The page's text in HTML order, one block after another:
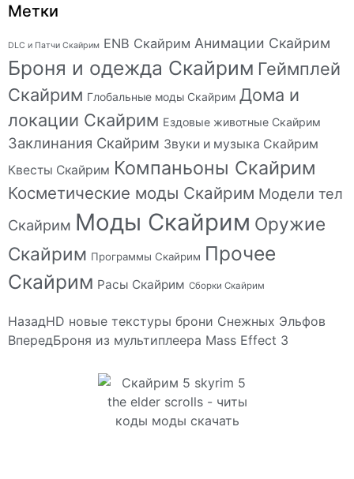
Метки
DLC и Патчи Скайрим ENB Скайрим Анимации Скайрим
Броня и одежда Скайрим Геймплей
Скайрим Глобальные моды Скайрим Дома и
локации Скайрим Ездовые животные Скайрим
Заклинания Скайрим Звуки и музыка Скайрим
Квесты Скайрим Компаньоны Скайрим
Косметические моды Скайрим Модели тел
Скайрим Моды Скайрим Оружие
Скайрим Программы Скайрим Прочее
Скайрим Расы Скайрим Сборки Скайрим
НазадHD новые текстуры брони Снежных Эльфов
ВпередБроня из мультиплеера Mass Effect 3